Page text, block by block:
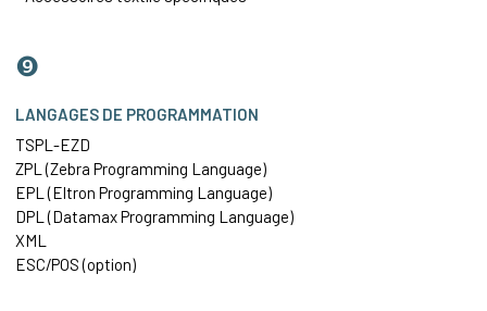
❾
LANGAGES DE PROGRAMMATION
TSPL-EZD
ZPL (Zebra Programming Language)
EPL (Eltron Programming Language)
DPL (Datamax Programming Language)
XML
ESC/POS (option)